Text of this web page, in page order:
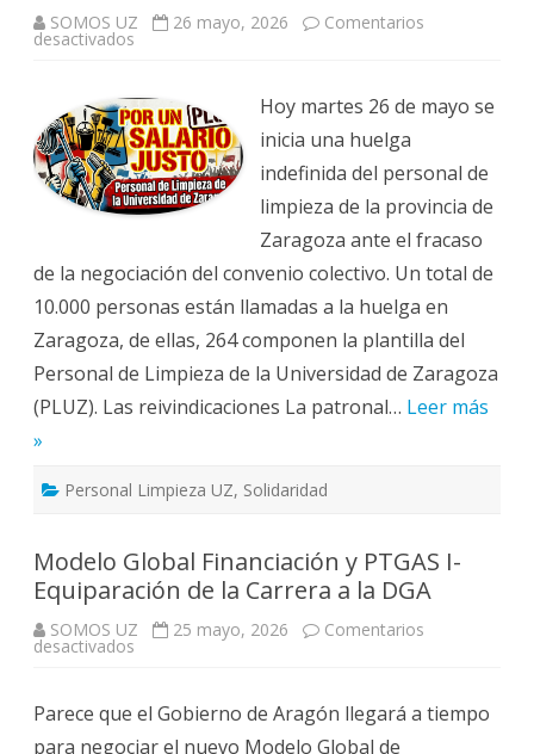
SOMOS UZ 26 mayo, 2026 Comentarios
desactivados
personal
de
limpieza
de
Zaragoza
Hoy martes 26 de mayo se
inicia una huelga
indefinida del personal de
limpieza de la provincia de
Zaragoza ante el fracaso
de la negociación del convenio colectivo. Un total de
10.000 personas están llamadas a la huelga en
Zaragoza, de ellas, 264 componen la plantilla del
Personal de Limpieza de la Universidad de Zaragoza
(PLUZ). Las reivindicaciones La patronal… Leer más
»
Personal Limpieza UZ, Solidaridad
Modelo Global Financiación y PTGAS I-
Equiparación de la Carrera a la DGA
SOMOS UZ 25 mayo, 2026 Comentarios
desactivados
y
PTGAS
I-
Parece que el Gobierno de Aragón llegará a tiempo
para negociar el nuevo Modelo Global de